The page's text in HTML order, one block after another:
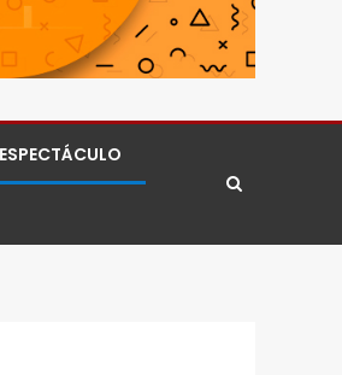
ESPECTÁCULO